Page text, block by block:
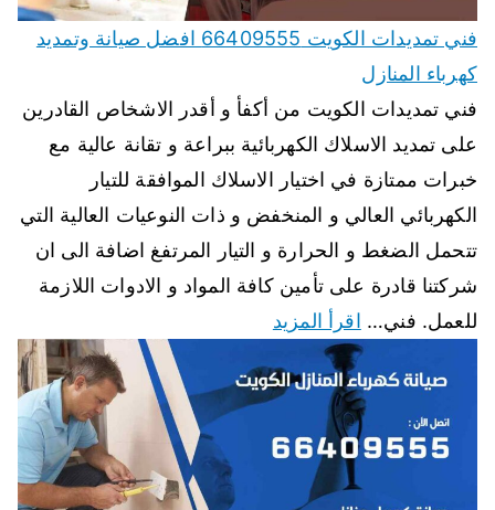
فني تمديدات الكويت 66409555 افضل صيانة وتمديد
كهرباء المنازل
فني تمديدات الكويت من أكفأ و أقدر الاشخاص القادرين
على تمديد الاسلاك الكهربائية ببراعة و تقانة عالية مع
خبرات ممتازة في اختيار الاسلاك الموافقة للتيار
الكهربائي العالي و المنخفض و ذات النوعيات العالية التي
تتحمل الضغط و الحرارة و التيار المرتفغ اضافة الى ان
شركتنا قادرة على تأمين كافة المواد و الادوات اللازمة
للعمل. فني… اقرأ المزيد